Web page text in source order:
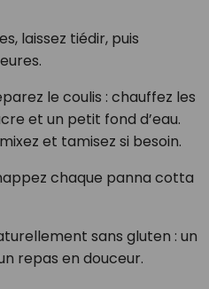
laissez tiédir, puis
le coulis : chauffez les
et un petit fond d’eau.
et tamisez si besoin.
chaque panna cotta
sans gluten : un
repas en douceur.